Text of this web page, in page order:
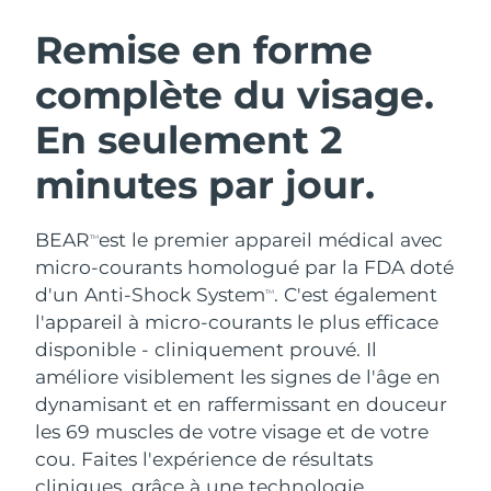
Remise en forme
complète du visage.
En seulement 2
minutes par jour.
BEARTMest le premier appareil médical avec
micro-courants homologué par la FDA doté
d'un Anti-Shock SystemTM. C'est également
l'appareil à micro-courants le plus efficace
disponible - cliniquement prouvé. Il
améliore visiblement les signes de l'âge en
dynamisant et en raffermissant en douceur
les 69 muscles de votre visage et de votre
cou. Faites l'expérience de résultats
cliniques, grâce à une technologie
Nettoyage du visage
LUNA™ 4 coffret
Anti-aging massage
LUNA™ 4 Plus
Massage, LED heating
LUNA™ 4 Men
For men, anti-aging massage
Lifting
BEAR™ 2 coffret
Microcurrent toning
BEAR™ 2 go
Microcurrent toning on-the-go
BEAR™ 2 eyes & lips
Microcurrent line smoothing device
Hydratation
UFO™ 3 coffret
Deep facial hydration
UFO™ 3 LED
Near-infrared and red light therapy
device
Soin bucco-dentaire
issa™ 4
Hybrid silicone sonic toothbrush
issa™ 4 plus
Smart hybrid silicone sonic toothbrush
FAQ™ TRAITEMENT ANTI-ÂGE
Anti-âge Traitements LED
NEW
Autriche
Bahreïn Livraison estimée 8/13/26
Belgique Livraison estimée
Bermudes Livraison estimée
Bosnie-Herzégovine Livraison estimée8/15/26
Brunei Livraison estimée8/17/26
Bulgarie Livraison estimée
Canada Livraison estimée
Livraison estimée